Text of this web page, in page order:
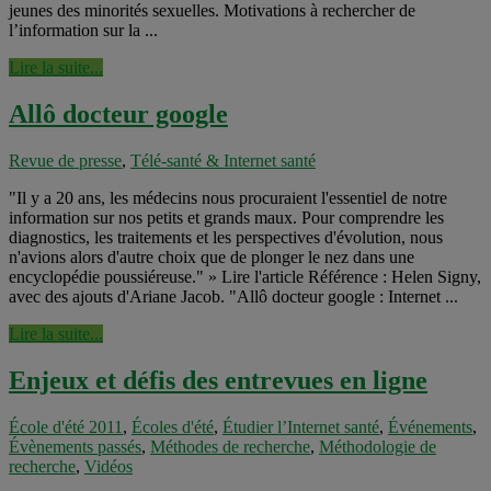
jeunes des minorités sexuelles. Motivations à rechercher de
l’information sur la ...
Lire la suite...
Allô docteur google
Revue de presse, Télé-santé & Internet santé
"Il y a 20 ans, les médecins nous procuraient l'essentiel de notre
information sur nos petits et grands maux. Pour comprendre les
diagnostics, les traitements et les perspectives d'évolution, nous
n'avions alors d'autre choix que de plonger le nez dans une
encyclopédie poussiéreuse." » Lire l'article Référence : Helen Signy,
avec des ajouts d'Ariane Jacob. "Allô docteur google : Internet ...
Lire la suite...
Enjeux et défis des entrevues en ligne
École d'été 2011 , Écoles d'été, Étudier l’Internet santé, Événements,
Évènements passés, Méthodes de recherche, Méthodologie de
recherche, Vidéos